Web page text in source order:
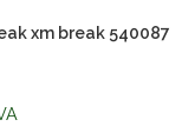
xm break 540087